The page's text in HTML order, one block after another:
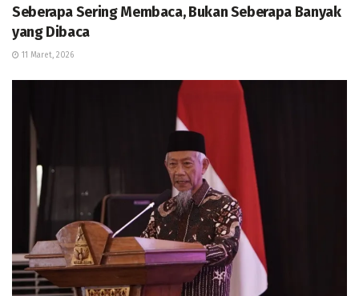
Seberapa Sering Membaca, Bukan Seberapa Banyak
yang Dibaca
11 Maret, 2026